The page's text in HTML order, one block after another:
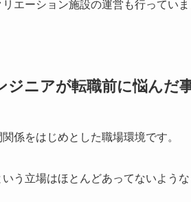
エーション施設の運営も行っていま
ジニアが転職前に悩んだ
係をはじめとした職場環境です。
う立場はほとんどあってないような